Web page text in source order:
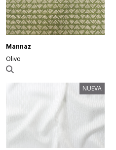
Mannaz
Olivo
NUEVA